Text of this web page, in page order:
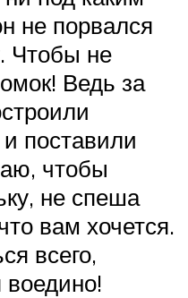
не порвался
Чтобы не
Ведь за
поставили
чтобы
не спеша
вам хочется.
всего,
воедино!